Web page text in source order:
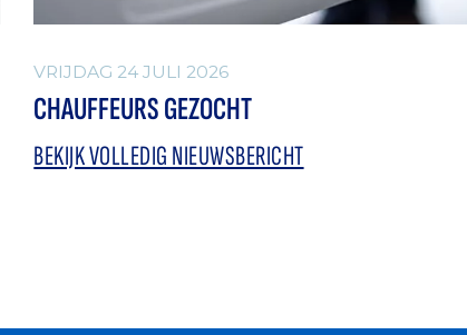
VRIJDAG 24 JULI 2026
CHAUFFEURS GEZOCHT
BEKIJK VOLLEDIG NIEUWSBERICHT